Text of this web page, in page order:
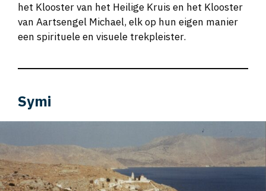
het Klooster van het Heilige Kruis en het Klooster
van Aartsengel Michael, elk op hun eigen manier
een spirituele en visuele trekpleister.
Symi